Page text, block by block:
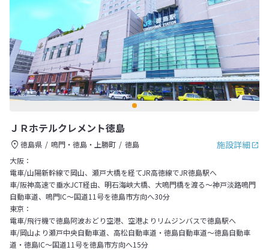
ＪＲホテルクレメント徳島
施設詳細
徳島県 鳴門・徳島・上勝町
徳島
大阪：
電車/山陽新幹線で岡山、瀬戸大橋を経てJR高徳線でJR徳島駅へ
車/阪神高速で垂水JCT経由、明石海峡大橋、大鳴門橋を渡る～神戸淡路鳴門
自動車道、鳴門IC～国道11号を徳島市方向へ30分
東京：
電車/飛行機で徳島阿波おどり空港、空港よりリムジンバスで徳島駅へ
車/岡山より瀬戸中央自動車道、高松自動車道・徳島自動車道～徳島自動車
道・徳島IC～国道11号を徳島市方向へ15分